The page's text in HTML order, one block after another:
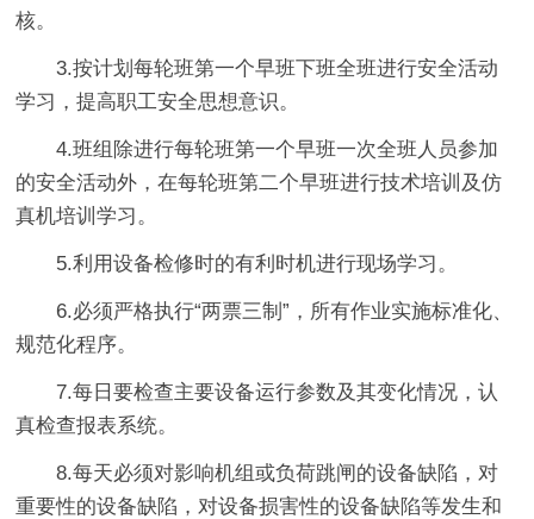
核。
3.按计划每轮班第一个早班下班全班进行安全活动
学习，提高职工安全思想意识。
4.班组除进行每轮班第一个早班一次全班人员参加
的安全活动外，在每轮班第二个早班进行技术培训及仿
真机培训学习。
5.利用设备检修时的有利时机进行现场学习。
6.必须严格执行“两票三制”，所有作业实施标准化、
规范化程序。
7.每日要检查主要设备运行参数及其变化情况，认
真检查报表系统。
8.每天必须对影响机组或负荷跳闸的设备缺陷，对
重要性的设备缺陷，对设备损害性的设备缺陷等发生和